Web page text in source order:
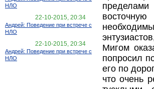
НЛО
22-10-2015, 20:34
Андрей: Поведение при встрече с
НЛО
22-10-2015, 20:34
Андрей: Поведение при встрече с
НЛО
Мигом
попросил
его по
что очень